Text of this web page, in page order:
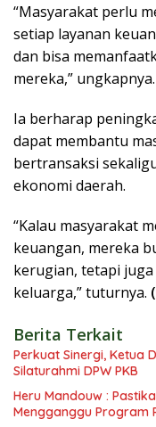
“Masyarakat perlu
setiap layanan
dan bisa
mereka,” ungkapnya.
Ia berharap
dapat membantu
bertransaksi
ekonomi daerah.
“Kalau masyarakat
keuangan, mereka
kerugian, tetapi
keluarga,” tuturnya.
Berita Terkait
Perkuat Sinergi, Ketua
Silaturahmi DPW PKB
Heru Mandouw :
Mengganggu Program